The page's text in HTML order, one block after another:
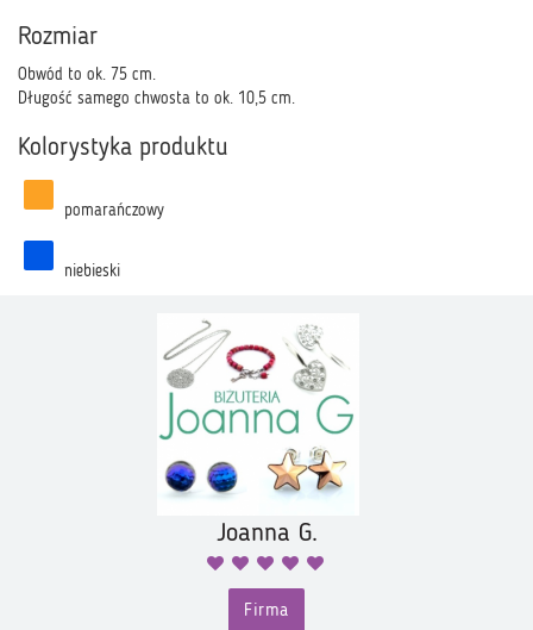
Rozmiar
Obwód to ok. 75 cm.
Długość samego chwosta to ok. 10,5 cm.
Kolorystyka produktu
pomarańczowy
niebieski
Joanna G.
Firma